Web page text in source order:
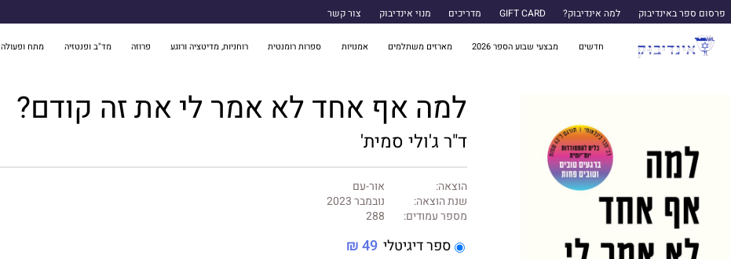
פרסום ספר באינדיבוק למה אינדיבוק? GIFT CARD מדריכים מנוי אינדיבוק צור קשר
חדשים מבצעי שבוע הספר 2026 מארזים משתלמים אמנויות ספרות רומנטית רוחניות, מדיטציה ורוגע פרוזה מד"ב ופנטזיה מתח ופעולה
למה אף אחד לא אמר לי את זה קודם?
ד"ר ג'ולי סמית'
הוצאה:
אור-עם
שנת הוצאה:
נובמבר 2023
מספר עמודים:
288
ספר דיגיטלי 49 ₪